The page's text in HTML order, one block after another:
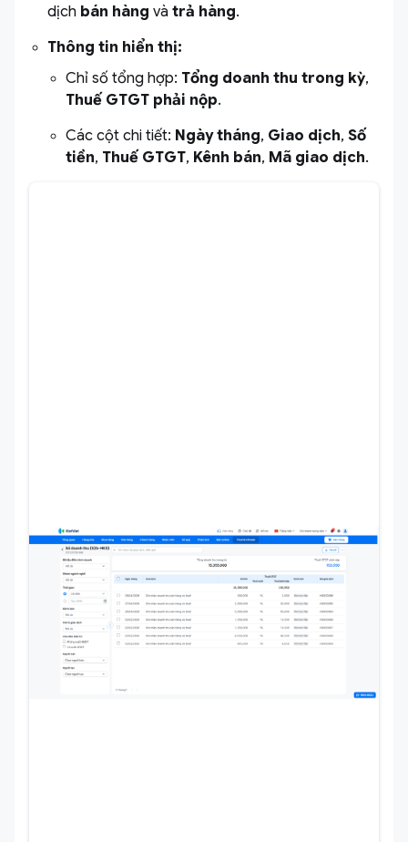
dịch bán hàng và trả hàng.
Thông tin hiển thị:
Chỉ số tổng hợp: Tổng doanh thu trong kỳ,
Thuế GTGT phải nộp.
Các cột chi tiết: Ngày tháng, Giao dịch, Số
tiền, Thuế GTGT, Kênh bán, Mã giao dịch.